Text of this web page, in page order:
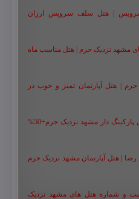
| هتل سلف سرویس ارزان
های مشهد نزدیک حرم | هتل مناسب ماه
| هتل آپارتمان تمیز و خوب در
رزرو هتل در مشهد با پارکینگ | هتل پارکینگ دار مشهد نزدیک حرم+50%
رضا | هتل آپارتمان مشهد نزدیک حرم
و شماره هتل های مشهد نزدیک